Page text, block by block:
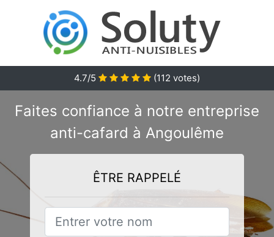
4.7/5 (112 votes)
Faites confiance à notre entreprise
anti-cafard à Angoulême
ÊTRE RAPPELÉ